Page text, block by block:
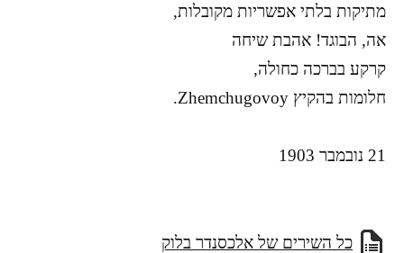
מתיקות בלתי אפשריות מקובלות,
אה, הבוגד! אהבת שיחה
קרקע בברכה כחולה,
חלומות בהקיץ Zhemchugovoy.
21 נובמבר 1903
כל השירים של אלכסנדר בלוק